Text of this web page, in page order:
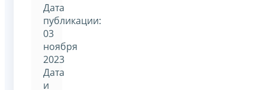
Дата
публикации:
03
ноября
2023
Дата
и